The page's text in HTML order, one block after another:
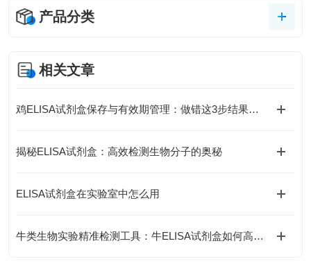
产品分类
相关文章
鸡ELISA试剂盒保存与有效期管理：做错这3步结果全废
揭秘ELISA试剂盒：高效检测生物分子的奥秘
ELISA试剂盒在实验室中怎么用
牛类生物实验精准检测工具：牛ELISA试剂盒如何高效完成牛源样本目标蛋白定量分析？